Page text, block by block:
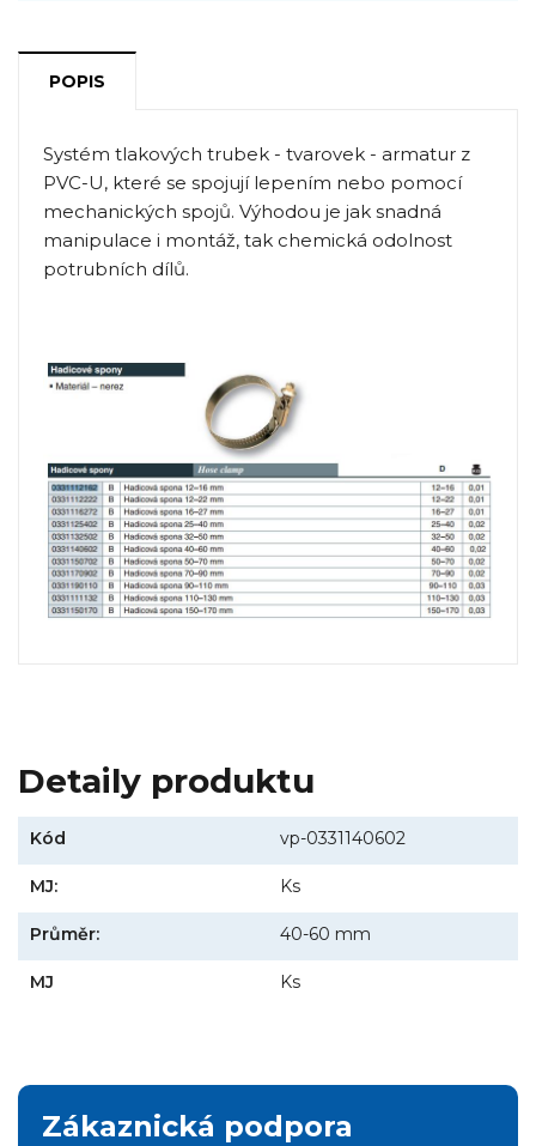
POPIS
Systém tlakových trubek - tvarovek - armatur z
PVC-U, které se spojují lepením nebo pomocí
mechanických spojů. Výhodou je jak snadná
manipulace i montáž, tak chemická odolnost
potrubních dílů.
Detaily produktu
Kód vp-0331140602
MJ: Ks
Průměr: 40-60 mm
MJ Ks
Zákaznická podpora